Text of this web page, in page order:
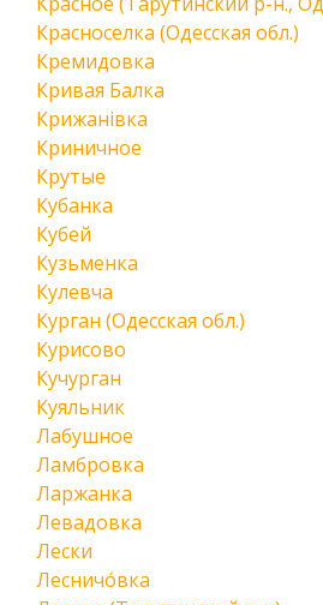
Красноселка (Одесская обл.)
Кремидовка
Кривая Балка
Крижанівка
Криничное
Крутые
Кубанка
Кубей
Кузьменка
Кулевча
Курган (Одесская обл.)
Курисово
Кучурган
Куяльник
Лабушное
Ламбровка
Ларжанка
Левадовка
Лески
Лесничо́вка